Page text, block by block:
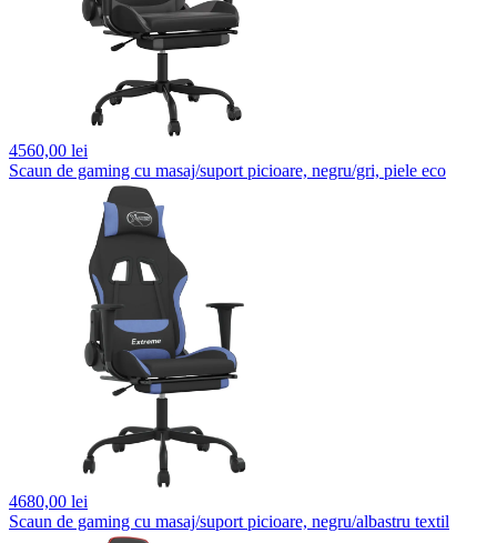
4560,00 lei
Scaun de gaming cu masaj/suport picioare, negru/gri, piele eco
4680,00 lei
Scaun de gaming cu masaj/suport picioare, negru/albastru textil